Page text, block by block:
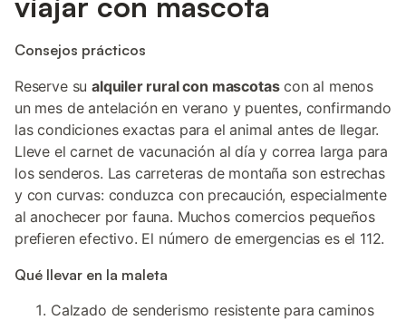
Consejos prácticos
Reserve sualquiler rural con mascotascon al menos
un mes de antelación en verano y puentes, confirmando
las condiciones exactas para el animal antes de llegar.
Lleve el carnet de vacunación al día y correa larga para
los senderos. Las carreteras de montaña son estrechas
y con curvas: conduzca con precaución, especialmente
al anochecer por fauna. Muchos comercios pequeños
prefieren efectivo. El número de emergencias es el 112.
Qué llevar en la maleta
Calzado de senderismo resistente para caminos